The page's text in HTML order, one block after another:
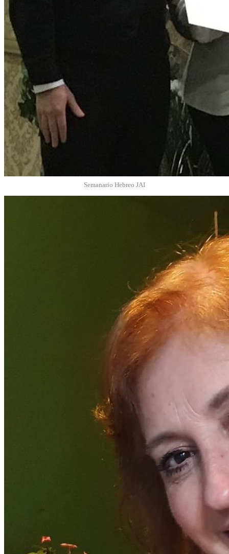
Semanario Hebreo JAI